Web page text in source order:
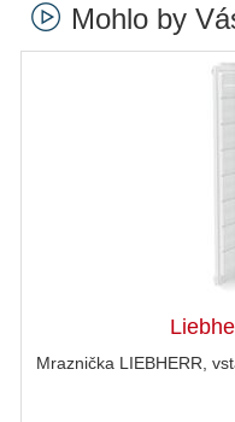
Mohlo by
Mraznička LIEBHERR,